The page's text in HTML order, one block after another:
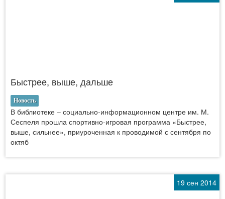
Быстрее, выше, дальше
Новость
В библиотеке – социально-информационном центре им. М.
Сеспеля прошла спортивно-игровая программа «Быстрее,
выше, сильнее», приуроченная к проводимой с сентября по
октяб
19 сен 2014